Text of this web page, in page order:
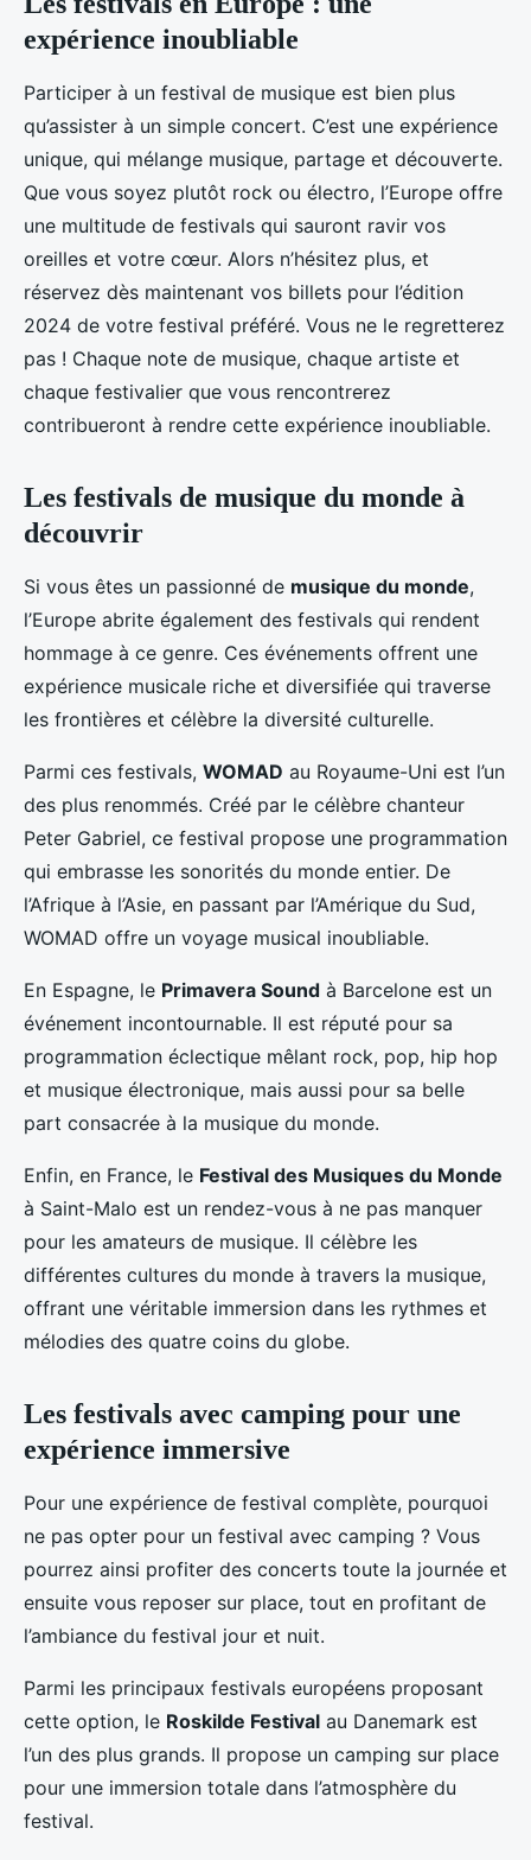
expérience inoubliable
Participer à un festival de musique est bien plus
qu’assister à un simple concert. C’est une expérience
unique, qui mélange musique, partage et découverte.
Que vous soyez plutôt rock ou électro, l’Europe offre
une multitude de festivals qui sauront ravir vos
oreilles et votre cœur. Alors n’hésitez plus, et
réservez dès maintenant vos billets pour l’édition
2024 de votre festival préféré. Vous ne le regretterez
pas ! Chaque note de musique, chaque artiste et
chaque festivalier que vous rencontrerez
contribueront à rendre cette expérience inoubliable.
Les festivals de musique du monde à
découvrir
Si vous êtes un passionné de musique du monde,
l’Europe abrite également des festivals qui rendent
hommage à ce genre. Ces événements offrent une
expérience musicale riche et diversifiée qui traverse
les frontières et célèbre la diversité culturelle.
Parmi ces festivals, WOMAD au Royaume-Uni est l’un
des plus renommés. Créé par le célèbre chanteur
Peter Gabriel, ce festival propose une programmation
qui embrasse les sonorités du monde entier. De
l’Afrique à l’Asie, en passant par l’Amérique du Sud,
WOMAD offre un voyage musical inoubliable.
En Espagne, le Primavera Sound à Barcelone est un
événement incontournable. Il est réputé pour sa
programmation éclectique mêlant rock, pop, hip hop
et musique électronique, mais aussi pour sa belle
part consacrée à la musique du monde.
Enfin, en France, le Festival des Musiques du Monde
à Saint-Malo est un rendez-vous à ne pas manquer
pour les amateurs de musique. Il célèbre les
différentes cultures du monde à travers la musique,
offrant une véritable immersion dans les rythmes et
mélodies des quatre coins du globe.
Les festivals avec camping pour une
expérience immersive
Pour une expérience de festival complète, pourquoi
ne pas opter pour un festival avec camping ? Vous
pourrez ainsi profiter des concerts toute la journée et
ensuite vous reposer sur place, tout en profitant de
l’ambiance du festival jour et nuit.
Parmi les principaux festivals européens proposant
cette option, le Roskilde Festival au Danemark est
l’un des plus grands. Il propose un camping sur place
pour une immersion totale dans l’atmosphère du
festival.